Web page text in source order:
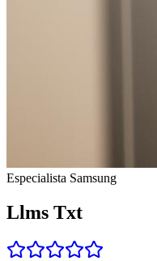
Especialista Samsung
Llms Txt